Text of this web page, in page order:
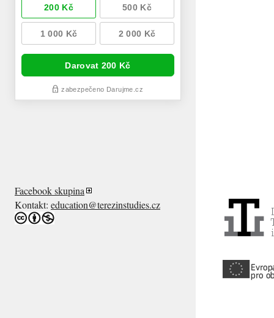
Facebook skupina
Kontakt: education@terezinstudies.cz